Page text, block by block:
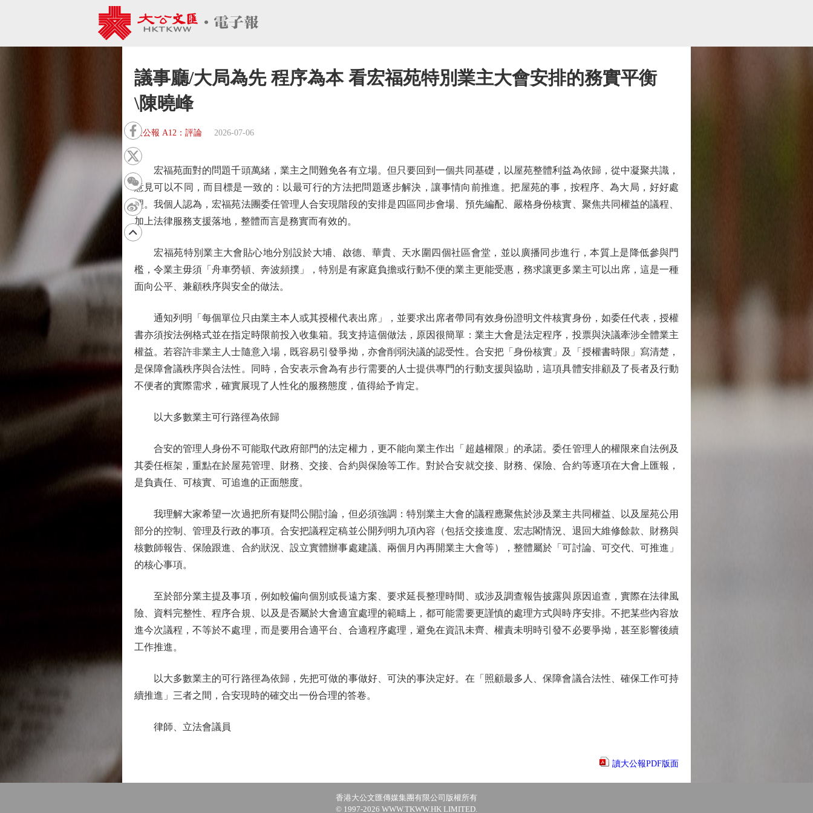
議事廳/大局為先 程序為本 看宏福苑特別業主大會安排的務實平衡
\陳曉峰
大公報 A12：評論 2026-07-06
宏福苑面對的問題千頭萬緒，業主之間難免各有立場。但只要回到一個共同基礎，以屋苑整體利益為依歸，從中凝聚共識，
意見可以不同，而目標是一致的：以最可行的方法把問題逐步解決，讓事情向前推進。把屋苑的事，按程序、為大局，好好處
理。我個人認為，宏福苑法團委任管理人合安現階段的安排是四區同步會場、預先編配、嚴格身份核實、聚焦共同權益的議程、
加上法律服務支援落地，整體而言是務實而有效的。
宏福苑特別業主大會貼心地分別設於大埔、啟德、華貴、天水圍四個社區會堂，並以廣播同步進行，本質上是降低參與門
檻，令業主毋須「舟車勞頓、奔波頻撲」，特別是有家庭負擔或行動不便的業主更能受惠，務求讓更多業主可以出席，這是一種
面向公平、兼顧秩序與安全的做法。
通知列明「每個單位只由業主本人或其授權代表出席」，並要求出席者帶同有效身份證明文件核實身份，如委任代表，授權
書亦須按法例格式並在指定時限前投入收集箱。我支持這個做法，原因很簡單：業主大會是法定程序，投票與決議牽涉全體業主
權益。若容許非業主人士隨意入場，既容易引發爭拗，亦會削弱決議的認受性。合安把「身份核實」及「授權書時限」寫清楚，
是保障會議秩序與合法性。同時，合安表示會為有步行需要的人士提供專門的行動支援與協助，這項具體安排顧及了長者及行動
不便者的實際需求，確實展現了人性化的服務態度，值得給予肯定。
以大多數業主可行路徑為依歸
合安的管理人身份不可能取代政府部門的法定權力，更不能向業主作出「超越權限」的承諾。委任管理人的權限來自法例及
其委任框架，重點在於屋苑管理、財務、交接、合約與保險等工作。對於合安就交接、財務、保險、合約等逐項在大會上匯報，
是負責任、可核實、可追進的正面態度。
我理解大家希望一次過把所有疑問公開討論，但必須強調：特別業主大會的議程應聚焦於涉及業主共同權益、以及屋苑公用
部分的控制、管理及行政的事項。合安把議程定稿並公開列明九項內容（包括交接進度、宏志閣情況、退回大維修餘款、財務與
核數師報告、保險跟進、合約狀況、設立實體辦事處建議、兩個月內再開業主大會等），整體屬於「可討論、可交代、可推進」
的核心事項。
至於部分業主提及事項，例如較偏向個別或長遠方案、要求延長整理時間、或涉及調查報告披露與原因追查，實際在法律風
險、資料完整性、程序合規、以及是否屬於大會適宜處理的範疇上，都可能需要更謹慎的處理方式與時序安排。不把某些內容放
進今次議程，不等於不處理，而是要用合適平台、合適程序處理，避免在資訊未齊、權責未明時引發不必要爭拗，甚至影響後續
工作推進。
以大多數業主的可行路徑為依歸，先把可做的事做好、可決的事決定好。在「照顧最多人、保障會議合法性、確保工作可持
續推進」三者之間，合安現時的確交出一份合理的答卷。
律師、立法會議員
讀大公報PDF版面
香港大公文匯傳媒集團有限公司版權所有
© 1997-2026 WWW.TKWW.HK LIMITED.